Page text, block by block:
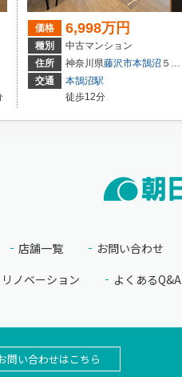
４丁目1-7
価格 6,998万円
種別
中古マンション
住所
神奈川県藤沢市本鵠沼 ５丁目
交通
本鵠沼駅
徒歩12分
店舗一覧 お問い合わせ
リノベーション よくあるQ&A
問い合わせはこちら